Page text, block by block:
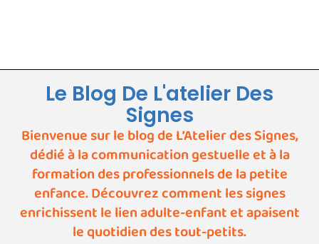
Le Blog De L'atelier Des
Signes
Bienvenue sur le blog de L’Atelier des Signes,
dédié à la communication gestuelle et à la
formation des professionnels de la petite
enfance. Découvrez comment les signes
enrichissent le lien adulte-enfant et apaisent
le quotidien des tout-petits.